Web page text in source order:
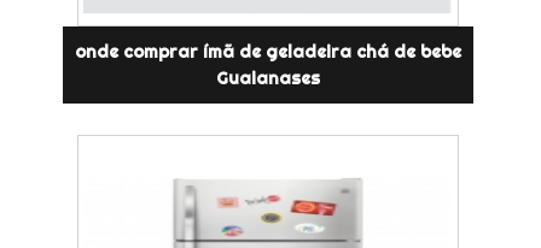
onde comprar ímã de geladeira chá de bebe
Guaianases